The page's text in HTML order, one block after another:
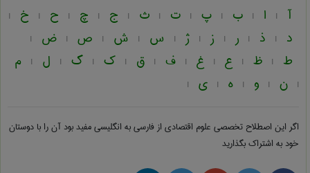
آ | ا | ب | پ | ت | ث | ج | چ | ح | خ |
د | ذ | ر | ز | ژ | س | ش | ص | ض |
ط | ظ | ع | غ | ف | ق | ک | گ | ل | م
| ن | و | ه | ی |
اگر این اصطلاح تخصصی علوم اقتصادی از فارسی به انگلیسیمفید بود آن را با دوستان
خود به اشتراک بگذارید